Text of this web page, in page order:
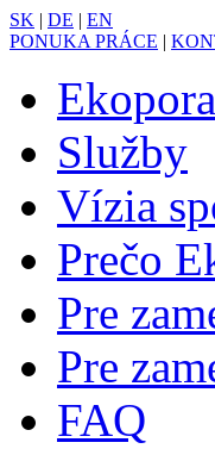
SK | DE | EN
PONUKA PRÁCE |
Služby
Vízia
Prečo
Pre
Pre
FAQ